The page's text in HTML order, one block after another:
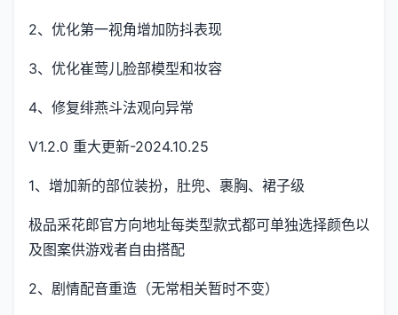
2、优化第一视角增加防抖表现
3、优化崔莺儿脸部模型和妆容
4、修复绯燕斗法观向异常
V1.2.0 重大更新-2024.10.25
1、增加新的部位装扮，肚兜、裹胸、裙子级
极品采花郎官方向地址每类型款式都可单独选择颜色以
及图案供游戏者自由搭配
2、剧情配音重造（无常相关暂时不变）